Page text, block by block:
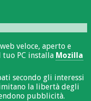
veloce, aperto e
PC installa Mozilla
secondo gli interessi
la libertà degli
pubblicità.